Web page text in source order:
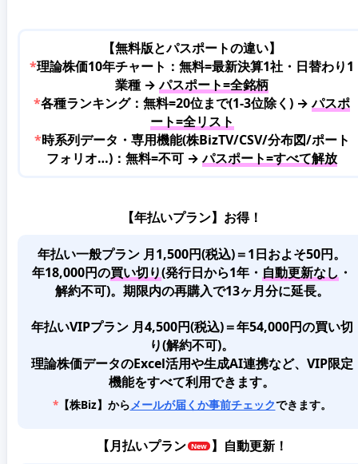
【無料版とパスポートの違い】
*理論株価10年チャート：無料=最新決算1社・日替わり1
業種 →パスポート=全銘柄
*各種ランキング：無料=20位まで(1-3位除く) →パスポ
ート=全リスト
*時系列データ・専用機能(株BizTV/CSV/分布図/ポート
フォリオ…)：無料=不可 →パスポート=すべて解放
【年払いプラン】お得！
年払い一般プラン 月1,500円(税込)＝1日およそ50円。
年18,000円の買い切り(発行日から1年・ 自動更新なし ・
解約不可)。期限内の再購入で13ヶ月分に延長。
年払いVIPプラン 月4,500円(税込)＝年54,000円の買い切
り(解約不可)。
理論株価データのExcel活用や生成AI連携など、VIP限定
機能をすべて利用できます。
*【株Biz】からメールが届くか事前チェックできます。
【月払いプラン 】自動更新！